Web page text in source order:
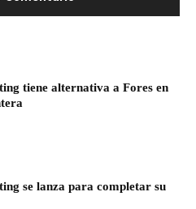
tiene alternativa a Fores en
se lanza para completar su